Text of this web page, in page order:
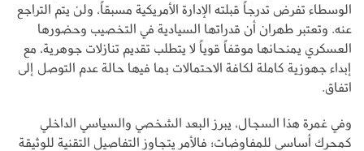
الوسطاء تفرض تدرجاً قبلته الإدارة الأمريكية مسبقاً، ولن يتم التراجع
عنه. وتعتبر طهران أن قدراتها السيادية في التخصيب وحضورها
العسكري يمنحانها موقفاً قوياً لا يتطلب تقديم تنازلات جوهرية، مع
إبداء جهوزية كاملة لكافة الاحتمالات بما فيها حالة عدم التوصل إلى
اتفاق.
وفي غمرة هذا السجال، يبرز البعد الشخصي والسياسي الداخلي
كمحرك أساسي للمفاوضات؛ فالأمر يتجاوز التفاصيل التقنية للوثيقة